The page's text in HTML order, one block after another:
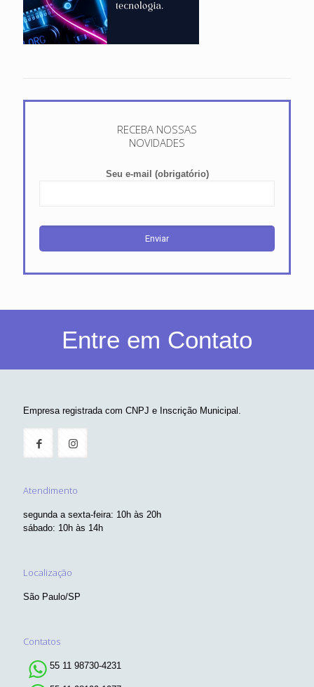
RECEBA NOSSAS
NOVIDADES
Seu e-mail (obrigatório)
Entre em Contato
Empresa registrada com CNPJ e Inscrição Municipal.
Atendimento
segunda a sexta-feira: 10h às 20h
sábado: 10h às 14h
Localização
São Paulo/SP
Contatos
55 11 98730-4231